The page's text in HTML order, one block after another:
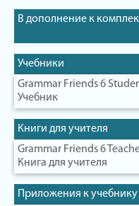
В дополнение к
Учебники
Grammar Friends 6
Учебник
Книги для учителя
Grammar Friends 6
Книга для учителя
Приложения к учебнику